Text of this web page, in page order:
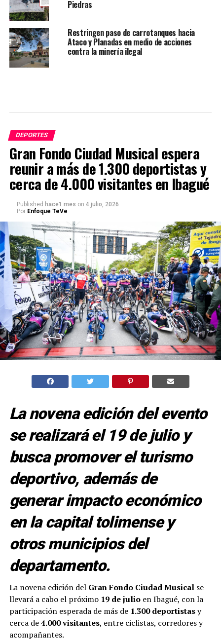
Piedras
Restringen paso de carrotanques hacia
Ataco y Planadas en medio de acciones
contra la minería ilegal
DEPORTES
Gran Fondo Ciudad Musical espera
reunir a más de 1.300 deportistas y
cerca de 4.000 visitantes en Ibagué
Published hace1 mes on 4 julio, 2026
Por Enfoque TeVe
La novena edición del evento
se realizará el 19 de julio y
busca promover el turismo
deportivo, además de
generar impacto económico
en la capital tolimense y
otros municipios del
departamento.
La novena edición del Gran Fondo Ciudad Musicalse
llevará a cabo el próximo 19 de julioen Ibagué, con la
participación esperada de más de 1.300 deportistasy
cerca de4.000 visitantes, entre ciclistas, corredores y
acompañantes.